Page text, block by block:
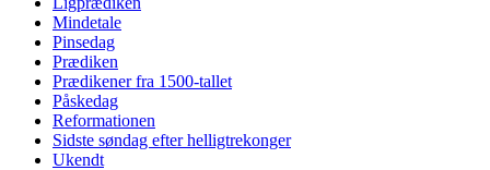
Mindetale
Pinsedag
Prædiken
Prædikener fra 1500-tallet
Påskedag
Reformationen
Sidste søndag efter helligtrekonger
Ukendt